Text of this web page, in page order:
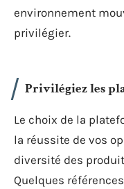
environnement
privilégier.
Privilégiez les
Le choix de la
la réussite de vos
diversité des
Quelques